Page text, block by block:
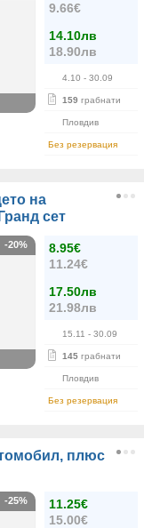
9.66€
14.10лв
18.90лв
4.10 - 30.09
159 грабнати
Пловдив
Без резервация
на
сет
8.95€
11.24€
17.50лв
21.98лв
15.11 - 30.09
145 грабнати
Пловдив
Без резервация
-20%
плюс
11.25€
15.00€
-25%